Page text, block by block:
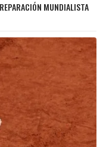
MUNDIALISTA